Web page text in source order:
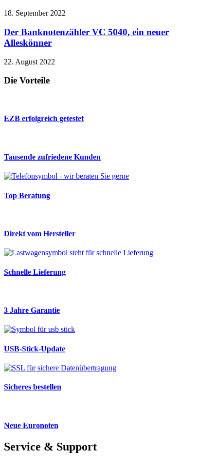
18. September 2022
Der Banknotenzähler VC 5040, ein neuer
Alleskönner
22. August 2022
Die Vorteile
EZB erfolgreich getestet
Tausende zufriedene Kunden
Top Beratung
Direkt vom Hersteller
Schnelle Lieferung
3 Jahre Garantie
USB-Stick-Update
Sicheres bestellen
Neue Euronoten
Service & Support